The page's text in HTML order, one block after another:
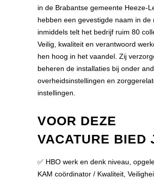
in de Brabantse gemeente Heeze-
hebben een gevestigde naam in de
inmiddels telt het bedrijf ruim 80
Veilig, kwaliteit en verantwoord
hen hoog in het vaandel. Zij
beheren de installaties bij onder
overheidsinstellingen en
instellingen.
VOOR DEZE
VACATURE BIED
✅ HBO werk en denk niveau,
KAM coördinator / Kwaliteit,